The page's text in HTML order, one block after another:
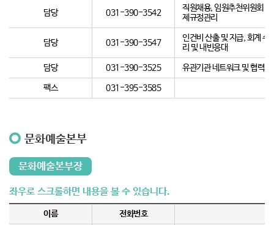
담당 031-390-3542
직원채용, 임원추천위원회
제규정관리
담당 031-390-3547
인건비 산출 및 지급, 회계 수
리 및 내빈응대
담당 031-390-3525 유관기관 네트워크 및 협력
팩스 031-395-3585
문화예술본부
문화예술본부장
이름 전화번호